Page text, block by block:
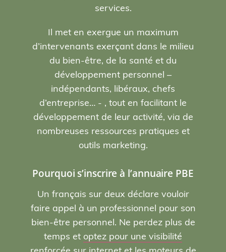
services.
Il met en exergue un maximum
d’intervenants exerçant dans le milieu
du bien-être, de la santé et du
développement personnel –
indépendants, libéraux, chefs
d’entreprise… - , tout en facilitant le
développement de leur activité, via de
nombreuses ressources pratiques et
outils marketing.
Pourquoi s’inscrire à l’annuaire PBE
Un français sur deux déclare vouloir
faire appel à un professionnel pour son
bien-être personnel. Ne perdez plus de
temps et optez pour une visibilité